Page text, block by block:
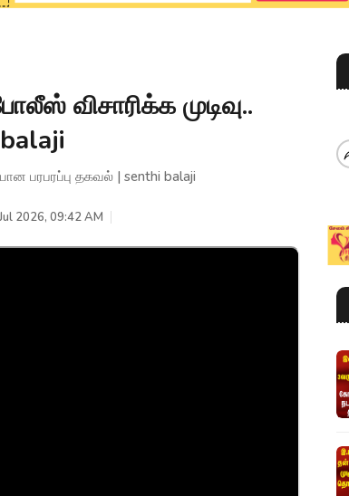
விசாரிக்க முடிவு..
பரபரப்பு தகவல் | senthi balaji
2026, 09:42 AM